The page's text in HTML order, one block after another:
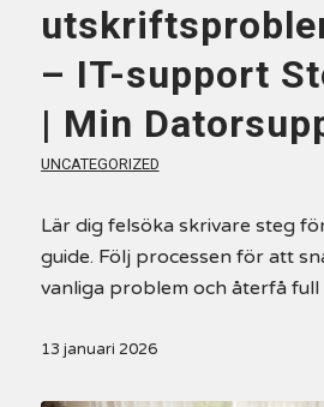
– IT-support
| Min
UNCATEGORIZED
Lär dig felsöka skrivare steg
guide. Följ processen för att
vanliga problem och återfå full
13 januari 2026